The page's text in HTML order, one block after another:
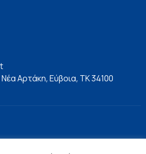
Αρτάκη, Εύβοια, ΤΚ 34100